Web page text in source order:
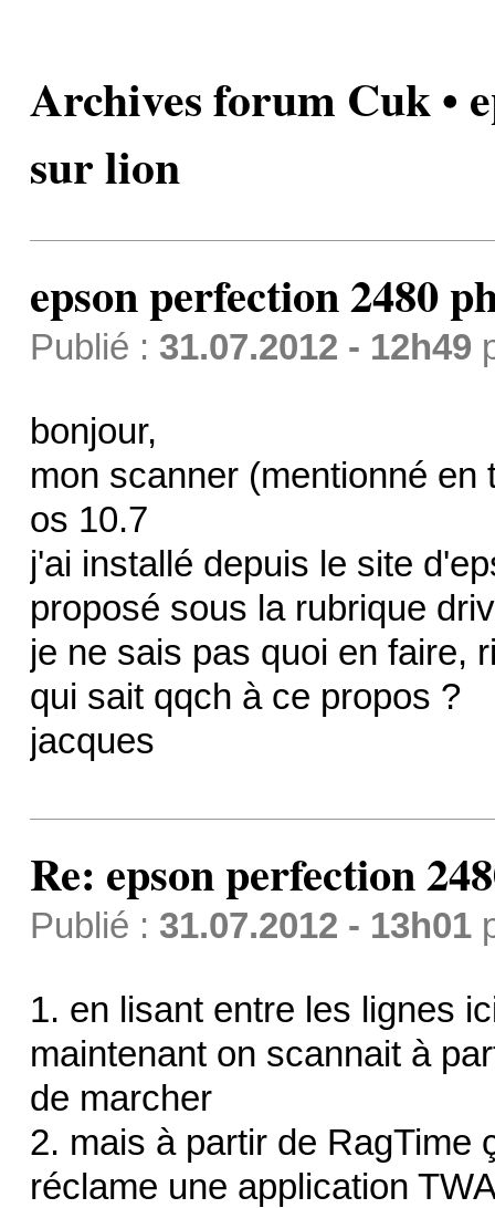
Archives forum Cuk •
sur lion
epson perfection 2480
Publié : 31.07.2012 - 12h49
bonjour,
mon scanner (mentionné
os 10.7
j'ai installé depuis le site
proposé sous la rubrique
je ne sais pas quoi en faire,
qui sait qqch à ce propos ?
jacques
Re: epson perfection
Publié : 31.07.2012 - 13h01
1. en lisant entre les lignes
maintenant on scannait à
de marcher
2. mais à partir de RagTime
réclame une application